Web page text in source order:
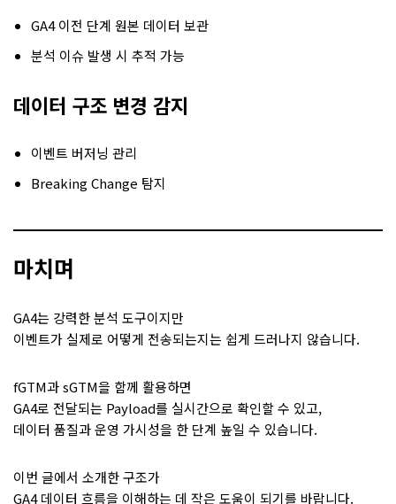
GA4 이전 단계 원본 데이터 보관
분석 이슈 발생 시 추적 가능
데이터 구조 변경 감지
이벤트 버저닝 관리
Breaking Change 탐지
마치며
GA4는 강력한 분석 도구이지만
이벤트가 실제로 어떻게 전송되는지는 쉽게 드러나지 않습니다.
fGTM과 sGTM을 함께 활용하면
GA4로 전달되는 Payload를 실시간으로 확인할 수 있고,
데이터 품질과 운영 가시성을 한 단계 높일 수 있습니다.
이번 글에서 소개한 구조가
GA4 데이터 흐름을 이해하는 데 작은 도움이 되기를 바랍니다.